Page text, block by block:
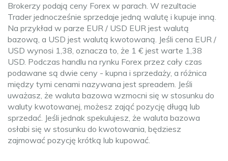
Brokerzy podają ceny Forex w parach. W rezultacie
Trader jednocześnie sprzedaje jedną walutę i kupuje inną.
Na przykład w parze EUR / USD EUR jest walutą
bazową, a USD jest walutą kwotowaną. Jeśli cena EUR /
USD wynosi 1,38, oznacza to, że 1 € jest warte 1,38
USD. Podczas handlu na rynku Forex przez cały czas
podawane są dwie ceny - kupna i sprzedaży, a różnica
między tymi cenami nazywana jest spreadem. Jeśli
uważasz, że waluta bazowa wzmocni się w stosunku do
waluty kwotowanej, możesz zająć pozycję długą lub
sprzedać. Jeśli jednak spekulujesz, że waluta bazowa
osłabi się w stosunku do kwotowania, będziesz
zajmować pozycję krótką lub kupować.